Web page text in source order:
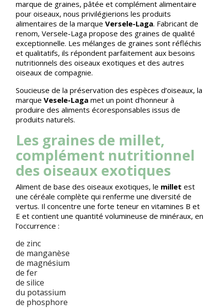
marque de graines, pâtée et complément alimentaire
pour oiseaux, nous privilégierions les produits
alimentaires de la marque Versele-Laga. Fabricant de
renom, Versele-Laga propose des graines de qualité
exceptionnelle. Les mélanges de graines sont réfléchis
et qualitatifs, ils répondent parfaitement aux besoins
nutritionnels des oiseaux exotiques et des autres
oiseaux de compagnie.
Soucieuse de la préservation des espèces d’oiseaux, la
marque Vesele-Laga met un point d’honneur à
produire des aliments écoresponsables issus de
produits naturels.
Les graines de millet,
complément nutritionnel
des oiseaux exotiques
Aliment de base des oiseaux exotiques, le millet est
une céréale complète qui renferme une diversité de
vertus. Il concentre une forte teneur en vitamines B et
E et contient une quantité volumineuse de minéraux, en
l’occurrence :
de zinc
de manganèse
de magnésium
de fer
de silice
du potassium
de phosphore